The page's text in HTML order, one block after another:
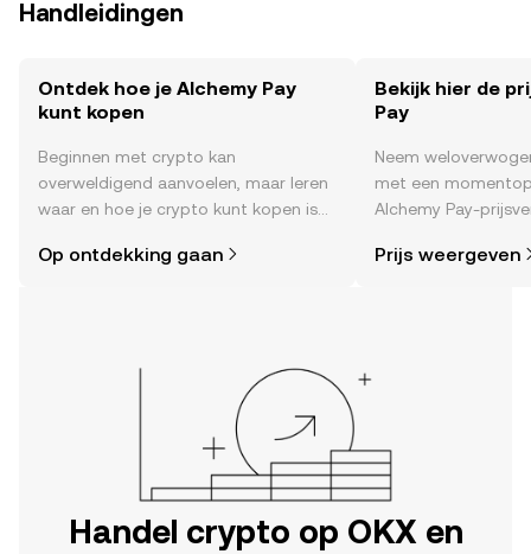
Handleidingen
Ontdek hoe je Alchemy Pay
kunt kopen
Beginnen met crypto kan
overweldigend aanvoelen, maar leren
waar en hoe je crypto kunt kopen is
reis op de mobiele app van OKX of
Op ontdekking gaan
Bekijk hier de
Pay
Neem
met een
Alchemy Pay-
community, nieuws
Prijs weergeven
Handel crypto op OKX en